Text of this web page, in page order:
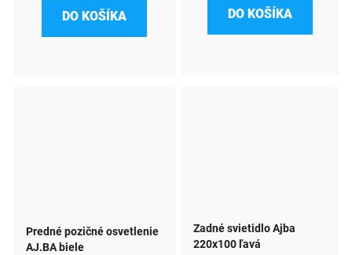
DO KOŠÍKA DO KOŠÍKA
Predné pozičné osvetlenie
AJ.BA biele
Zadné svietidlo Ajba
220x100 ľavá